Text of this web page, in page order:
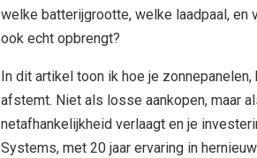
welke batterijgrootte, welke laadpaal, en
ook echt opbrengt?
In dit artikel toon ik hoe je
afstemt. Niet als losse aankopen, maar
netafhankelijkheid verlaagt en je
Systems, met 20 jaar ervaring in